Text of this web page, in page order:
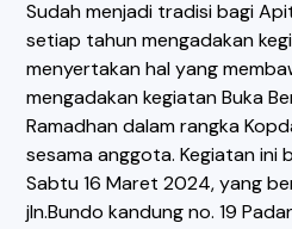
Sudah menjadi tradisi bagi
setiap tahun mengadakan
menyertakan hal yang
mengadakan kegiatan Buka
Ramadhan dalam rangka
sesama anggota. Kegiatan ini
Sabtu 16 Maret 2024, yang
jln.Bundo kandung no. 19